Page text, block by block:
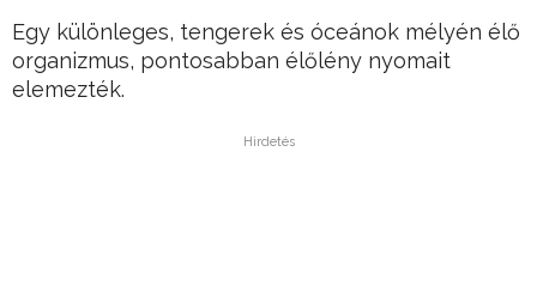
Egy különleges, tengerek és óceánok mélyén élő
organizmus, pontosabban élőlény nyomait
elemezték.
Hirdetés